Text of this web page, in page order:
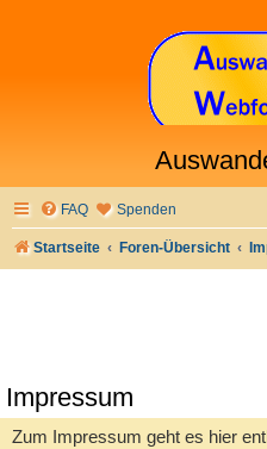
FAQ Spenden
Startseite Foren-Übersicht
Impressum
Zum Impressum geht es hier